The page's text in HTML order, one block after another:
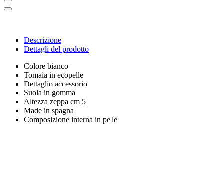
Descrizione
Dettagli del prodotto
Colore bianco
Tomaia in ecopelle
Dettaglio accessorio
Suola in gomma
Altezza zeppa cm 5
Made in spagna
Composizione interna in pelle